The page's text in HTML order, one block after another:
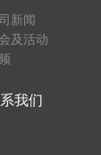
新闻
及活动
我们